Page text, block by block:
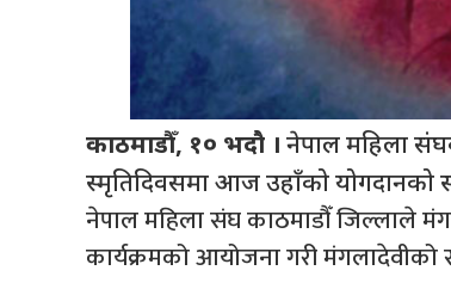
काठमाडौँ, १० भदौ । नेपाल महिला
स्मृतिदिवसमा आज उहाँको योगदानको
नेपाल महिला संघ काठमाडौँ जिल्लाले
कार्यक्रमको आयोजना गरी मंगलादेवीको